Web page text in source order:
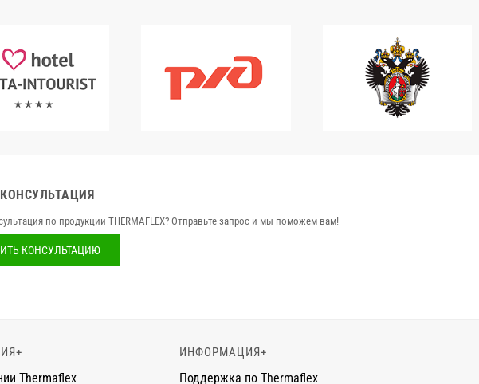
по продукции THERMAFLEX? Отправьте запрос и мы поможем вам!
КОНСУЛЬТАЦИЮ
+
Thermaflex
ИНФОРМАЦИЯ+
Поддержка по Thermaflex